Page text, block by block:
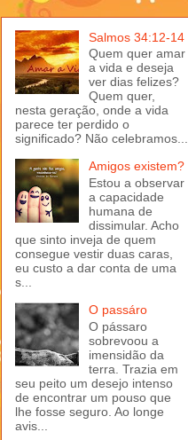
Salmos 34:12-14
Quem quer amar
a vida e deseja
ver dias felizes?
Quem quer,
nesta geração, onde a vida
parece ter perdido o
significado? Não celebramos...
Amigos existem?
Estou a observar
a capacidade
humana de
dissimular. Acho
que sinto inveja de quem
consegue vestir duas caras,
eu custo a dar conta de uma
s...
O passáro
O pássaro
sobrevoou a
imensidão da
terra. Trazia em
seu peito um desejo intenso
de encontrar um pouso que
lhe fosse seguro. Ao longe
avis...